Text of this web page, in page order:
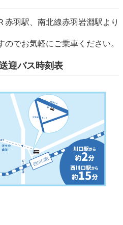
赤羽駅、南北線赤羽岩淵駅より
のでお気軽にご乗車ください。
迎バス時刻表